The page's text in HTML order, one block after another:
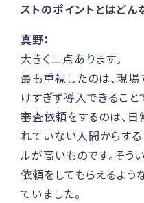
ストのポイントとはどん
真野：
大きく二点あります。
最も重視したのは、現
けすぎず導入できるこ
審査依頼をするのは、
れていない人間からす
ルが高いものです。そう
依頼をしてもらえるよ
ていました。